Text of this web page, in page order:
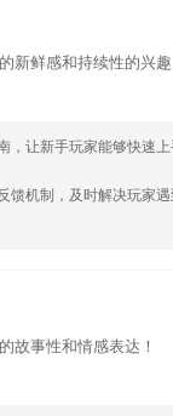
架结构，米字格、田
考题，解析，答案经过
知识的手机平移,实
性化学习，轻松提升
下一次使用app学习新
新鲜感和持续性的兴趣
，让新手玩家能够快速
馈机制，及时解决玩家遇
故事性和情感表达！